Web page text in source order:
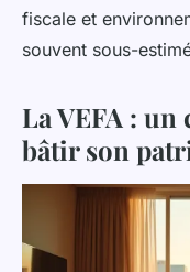
fiscale et
souvent sous-
La VEFA :
bâtir son